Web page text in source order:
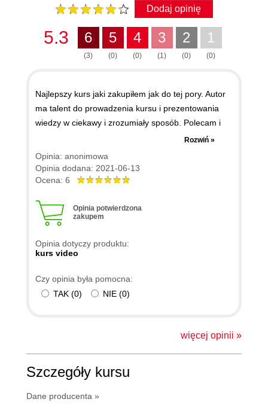
Dodaj opinię
5.3 6
(3)
5
(0)
4
(0)
3
(1)
2
(0)
1
(0)
Najlepszy kurs jaki zakupiłem jak do tej pory. Autor
ma talent do prowadzenia kursu i prezentowania
wiedzy w ciekawy i zrozumiały sposób. Polecam i
czekam na kolejne kursy tego autora. Może coś z
tematów integracyjnych (MQ, SOA, SOAP, REST),
wzorców projektowych i/lub architektonicznych. Też
ciekawy może być z tematyki popularnych zadań
Rozwiń »
Opinia: anonimowa
Opinia dodana: 2021-06-13
Ocena: 6
Opinia potwierdzona
zakupem
Opinia dotyczy produktu:
kurs video
Czy opinia była pomocna:
TAK (0) NIE (0)
więcej opinii »
Szczegóły kursu
Dane producenta »